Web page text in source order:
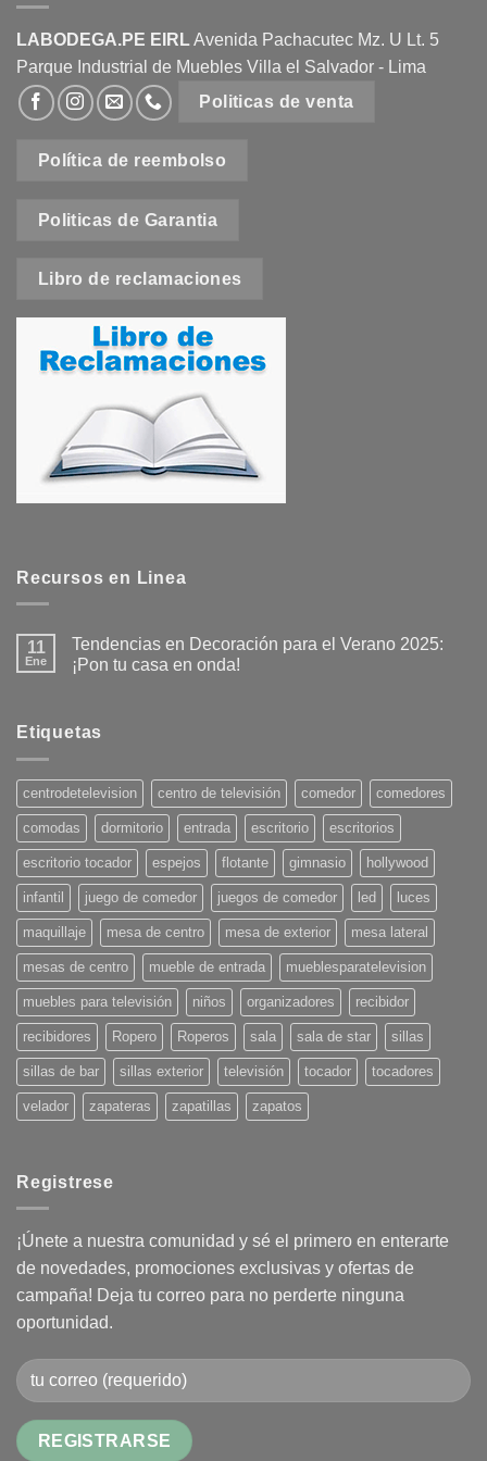
LABODEGA.PE EIRLAvenida Pachacutec Mz. U Lt. 5
Parque Industrial de Muebles Villa el Salvador - Lima
Politicas de venta
Política de reembolso
Politicas de Garantia
Libro de reclamaciones
Recursos en Linea
11
Ene
Tendencias en Decoración para el Verano 2025:
¡Pon tu casa en onda!
en
para
el
Verano
2025:
¡Pon
tu
casa
en
onda!
Etiquetas
centrodetelevision centro de televisión comedor comedores
comodas dormitorio entrada escritorio escritorios
escritorio tocador espejos flotante gimnasio hollywood
infantil juego de comedor juegos de comedor led luces
maquillaje mesa de centro mesa de exterior mesa lateral
mesas de centro mueble de entrada mueblesparatelevision
muebles para televisión niños organizadores recibidor
recibidores Ropero Roperos sala sala de star sillas
sillas de bar sillas exterior televisión tocador tocadores
velador zapateras zapatillas zapatos
Registrese
¡Únete a nuestra comunidad y sé el primero en enterarte
de novedades, promociones exclusivas y ofertas de
campaña! Deja tu correo para no perderte ninguna
oportunidad.